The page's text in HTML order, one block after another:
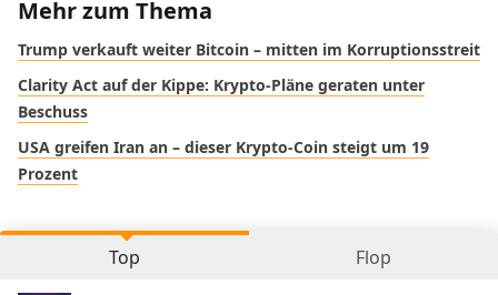
Mehr zum Thema
Trump verkauft weiter Bitcoin – mitten im Korruptionsstreit
Clarity Act auf der Kippe: Krypto-Pläne geraten unter
Beschuss
USA greifen Iran an – dieser Krypto-Coin steigt um 19
Prozent
Top Flop